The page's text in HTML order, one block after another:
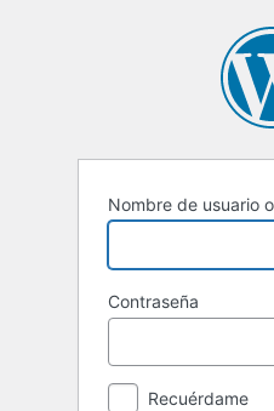
Nombre de usuario
Contraseña
Recuérdame